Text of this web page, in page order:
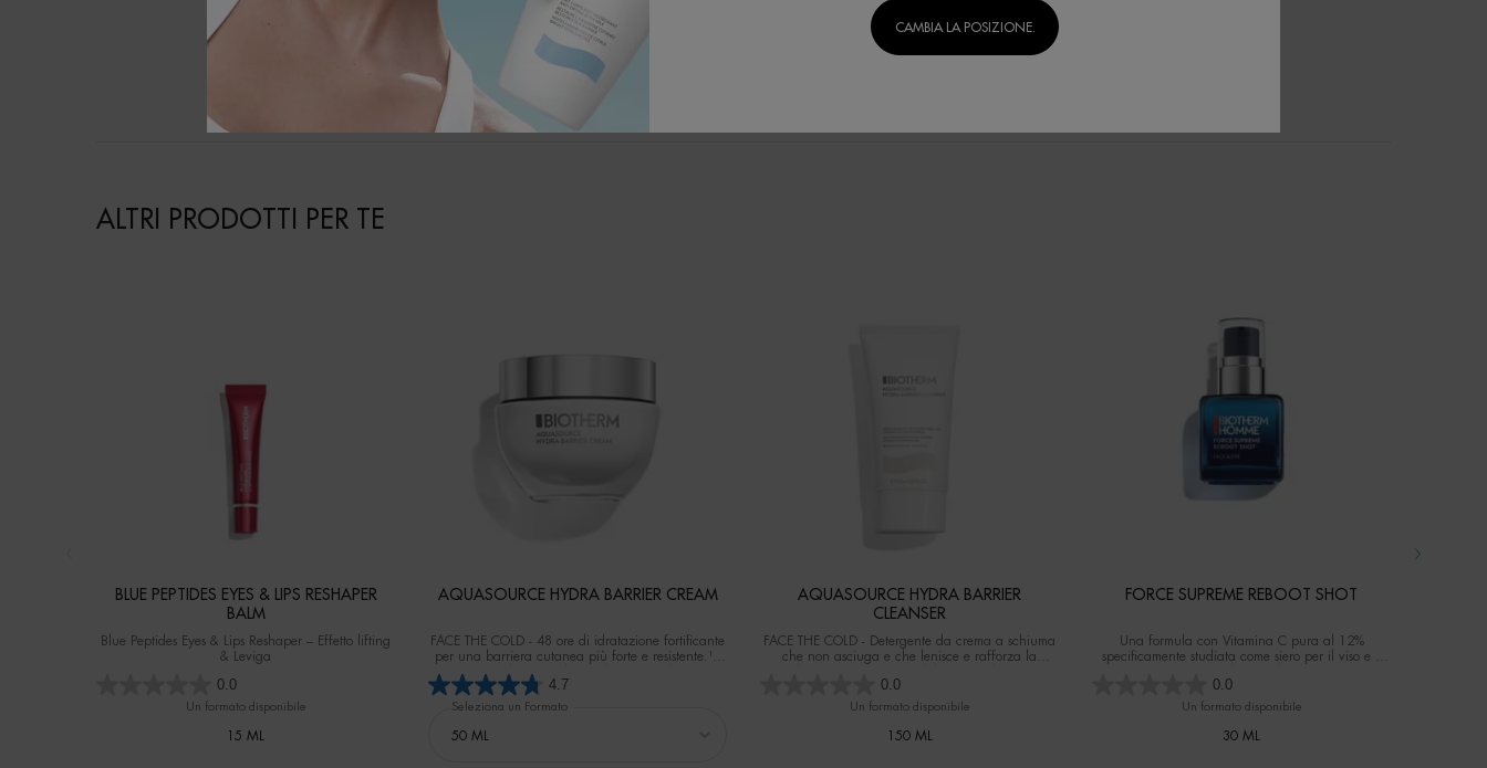
ALTRI PRODOTTI PER TE
BLUE PEPTIDES EYES & LIPS RESHAPER
BALM
Blue Peptides Eyes & Lips Reshaper – Effetto lifting
& Leviga
0.0
Un formato disponibile
15 ML
AQUASOURCE HYDRA BARRIER CREAM
FACE THE COLD - 48 ore di idratazione fortificante
per una barriera cutanea più forte e resistente.¹ ¹
Test strumentale su 40 donne dopo 1 applicazione.
4.7
Seleziona un Formato
AQUASOURCE HYDRA BARRIER
CLEANSER
FACE THE COLD - Detergente da crema a schiuma
che non asciuga e che lenisce e rafforza la
0.0
Un formato disponibile
150 ML
FORCE SUPREME REBOOT SHOT
Una formula con Vitamina C pura al 12%
specificamente studiata come siero per il viso e il
0.0
Un formato disponibile
30 ML
CAMBIA LA POSIZIONE.